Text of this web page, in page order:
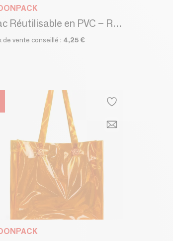
Sac Réutilisable en PVC – Rio Transparent (40×14×40cm)
de vente conseillé : 4,25 €